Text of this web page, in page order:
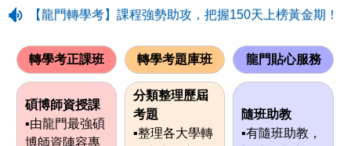
【龍門轉學考】課程強勢助攻，把握150天上榜黃金期！
轉學考正課班 轉學考題庫班 龍門貼心服務
碩博師資授課
▪由龍門最強碩
博師資陣容專
分類整理歷屆
考題
▪整理各大學轉
隨班助教
▪有隨班助教，